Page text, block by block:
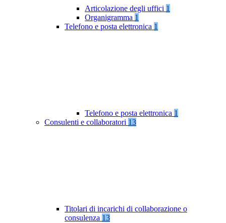
Articolazione degli uffici 1
Organigramma 1
Telefono e posta elettronica 1
Telefono e posta elettronica 1
Consulenti e collaboratori 13
Titolari di incarichi di collaborazione o
consulenza 13